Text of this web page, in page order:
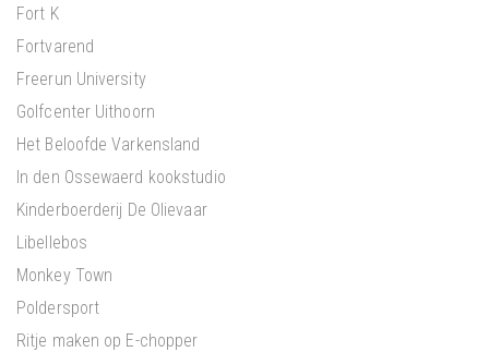
Fort K
Fortvarend
Freerun University
Golfcenter Uithoorn
Het Beloofde Varkensland
In den Ossewaerd kookstudio
Kinderboerderij De Olievaar
Libellebos
Monkey Town
Poldersport
Ritje maken op E-chopper